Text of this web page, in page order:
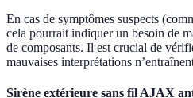
En cas de symptômes suspects
cela pourrait indiquer un besoin de
de composants. Il est crucial de
mauvaises interprétations
Sirène extérieure sans fil AJAX